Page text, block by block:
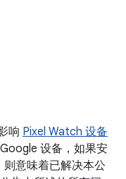
响 Pixel Watch 设备
设备，如果安
意味着已解决本公